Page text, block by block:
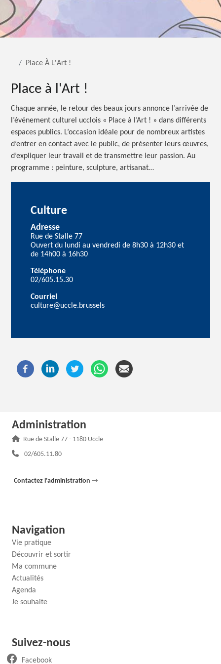
Place À L'Art !
Place à l'Art !
Chaque année, le retour des beaux jours annonce l’arrivée de
l’événement culturel ucclois « Place à l’Art ! » dans différents
espaces publics. L’occasion idéale pour de nombreux artistes
d’entrer en contact avec le public, de présenter leurs œuvres,
d’expliquer leur travail et de transmettre leur passion. Au
programme : peinture, sculpture, artisanat…
Culture
Adresse
Rue de Stalle 77
Ouvert du lundi au vendredi de 8h30 à 12h30 et
de 14h00 à 16h30
Téléphone
02/605.15.30
Courriel
culture@uccle.brussels
Administration
Adresse :
Rue de Stalle 77 - 1180 Uccle
Téléphone :
02/605.11.80
Contactez l'administration →
Navigation
Vie pratique
Découvrir et sortir
Ma commune
Actualités
Agenda
Je souhaite
Suivez-nous
Facebook(ouvre un nouvel onglet)